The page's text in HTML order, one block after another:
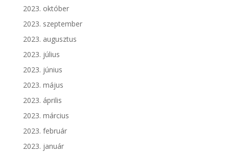
2023. október
2023. szeptember
2023. augusztus
2023. július
2023. június
2023. május
2023. április
2023. március
2023. február
2023. január